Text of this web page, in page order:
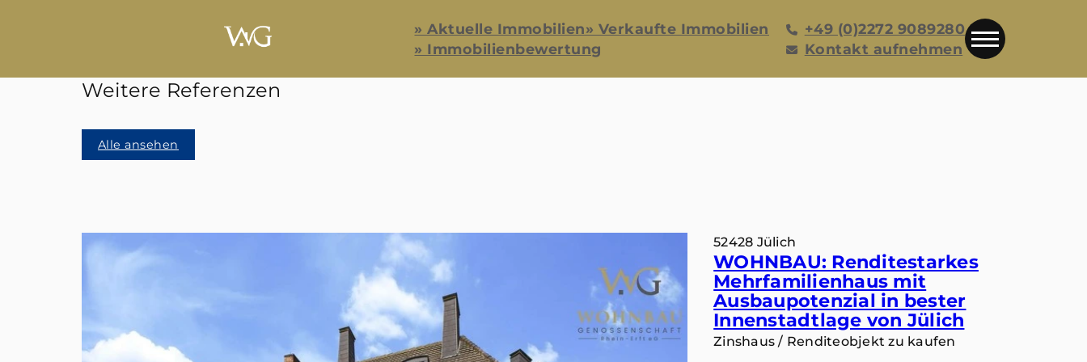
» Aktuelle Immobilien» Verkaufte Immobilien
» Immobilienbewertung
+49 (0)2272 9089280
Kontakt aufnehmen
Weitere Referenzen
Alle ansehen
52428 Jülich
WOHNBAU: Renditestarkes
Mehrfamilienhaus mit
Ausbaupotenzial in bester
Innenstadtlage von Jülich
Zinshaus / Renditeobjekt zu kaufen